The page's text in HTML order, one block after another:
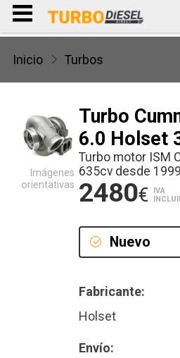
Inicio Turbos
Turbo
6.0 Holset
Turbo motor ISM
635cv desde 1999
2480€
IVA
Nuevo
Fabricante:
Holset
Envío:
Imágenes
orientativas